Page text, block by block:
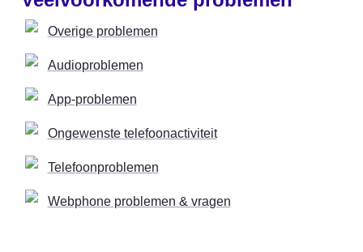
Overige problemen
Audioproblemen
App-problemen
Ongewenste telefoonactiviteit
Telefoonproblemen
Webphone problemen & vragen